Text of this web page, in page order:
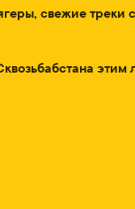
свежие треки
этим